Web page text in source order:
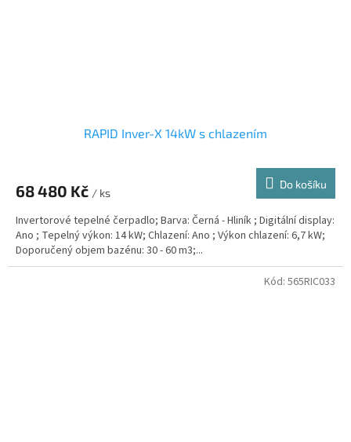
RAPID Inver-X 14kW s chlazením
68 480 Kč / ks
Do košíku
Invertorové tepelné čerpadlo; Barva: Černá - Hliník ; Digitální display:
Ano ; Tepelný výkon: 14 kW; Chlazení: Ano ; Výkon chlazení: 6,7 kW;
Doporučený objem bazénu: 30 - 60 m3;...
Kód: 565RIC033